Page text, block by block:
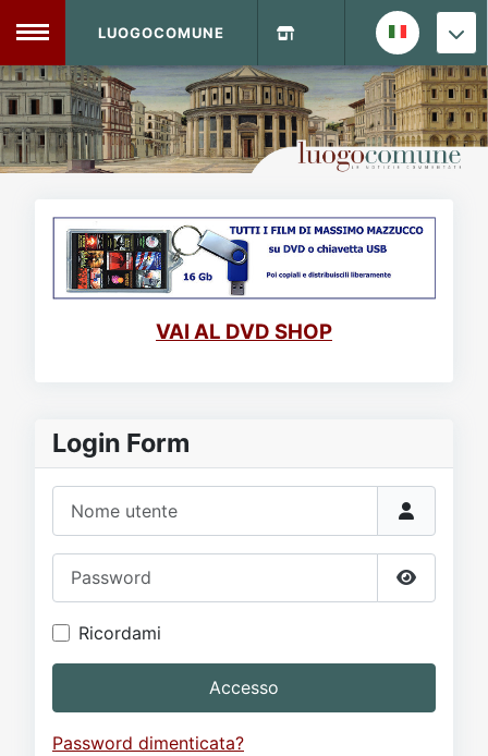
MENU
Home
DVD Shop
Sito
Forum
LUOGOCOMUNE
VAI AL DVD SHOP
Login Form
Mostra
Ricordami
Accesso
Password dimenticata?